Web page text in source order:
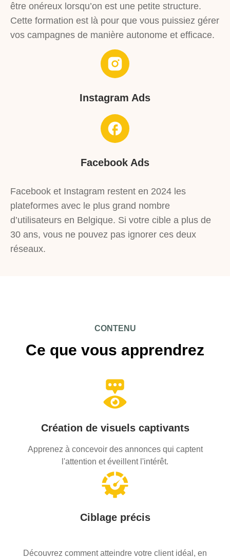
être onéreux lorsqu’on est une petite structure.
Cette formation est là pour que vous puissiez gérer
vos campagnes de manière autonome et efficace.
Instagram Ads
Facebook Ads
Facebook et Instagram restent en 2024 les
plateformes avec le plus grand nombre
d’utilisateurs en Belgique. Si votre cible a plus de
30 ans, vous ne pouvez pas ignorer ces deux
réseaux.
CONTENU
Ce que vous apprendrez
Création de visuels captivants
Apprenez à concevoir des annonces qui captent
l'attention et éveillent l'intérêt.
Ciblage précis
Découvrez comment atteindre votre client idéal, en